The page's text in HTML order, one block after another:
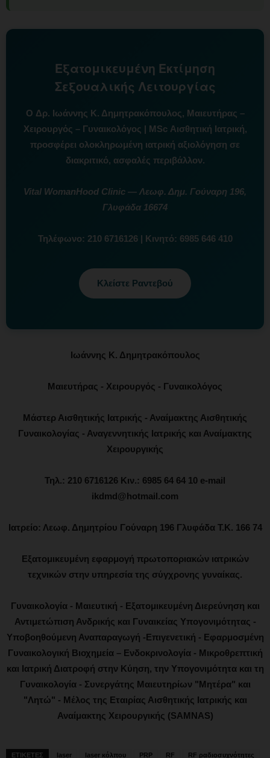
Εξατομικευμένη Εκτίμηση
Σεξουαλικής Λειτουργίας
Ο Δρ. Ιωάννης Κ. Δημητρακόπουλος, Μαιευτήρας –
Χειρουργός – Γυναικολόγος | MSc Αισθητική Ιατρική,
προσφέρει ολοκληρωμένη ιατρική αξιολόγηση σε
διακριτικό, ασφαλές περιβάλλον.
Vital WomanHood Clinic — Λεωφ. Δημ. Γούναρη 196,
Γλυφάδα 16674
Τηλέφωνο: 210 6716126| Κινητό: 6985 646 410
Κλείστε Ραντεβού
Ιωάννης Κ. Δημητρακόπουλος
Μαιευτήρας - Χειρουργός - Γυναικολόγος
Μάστερ Αισθητικής Ιατρικής - Αναίμακτης Αισθητικής
Γυναικολογίας - Αναγεννητικής Ιατρικής και Αναίμακτης
Χειρουργικής
Τηλ.: 210 6716126 Κιν.: 6985 64 64 10 e-mail
ikdmd@hotmail.com
Ιατρείο: Λεωφ. Δημητρίου Γούναρη 196 Γλυφάδα Τ.Κ. 166 74
Εξατομικευμένη εφαρμογή πρωτοποριακών ιατρικών
τεχνικών στην υπηρεσία της σύγχρονης γυναίκας.
Γυναικολογία - Μαιευτική - Εξατομικευμένη Διερεύνηση και
Αντιμετώπιση Ανδρικής και Γυναικείας Υπογονιμότητας -
Υποβοηθούμενη Αναπαραγωγή -Επιγενετική - Εφαρμοσμένη
Γυναικολογική Βιοχημεία – Ενδοκρινολογία - Μικροθρεπτική
και Ιατρική Διατροφή στην Κύηση, την Υπογονιμότητα και τη
Γυναικολογία - Συνεργάτης Μαιευτηρίων "Μητέρα" και
"Λητώ" - Μέλος της Εταιρίας Αισθητικής Ιατρικής και
Αναίμακτης Χειρουργικής (SAMNAS)
ΕΤΙΚΕΤΕΣ laser laser κόλπου PRP RF RF ραδιοσυχνότητες